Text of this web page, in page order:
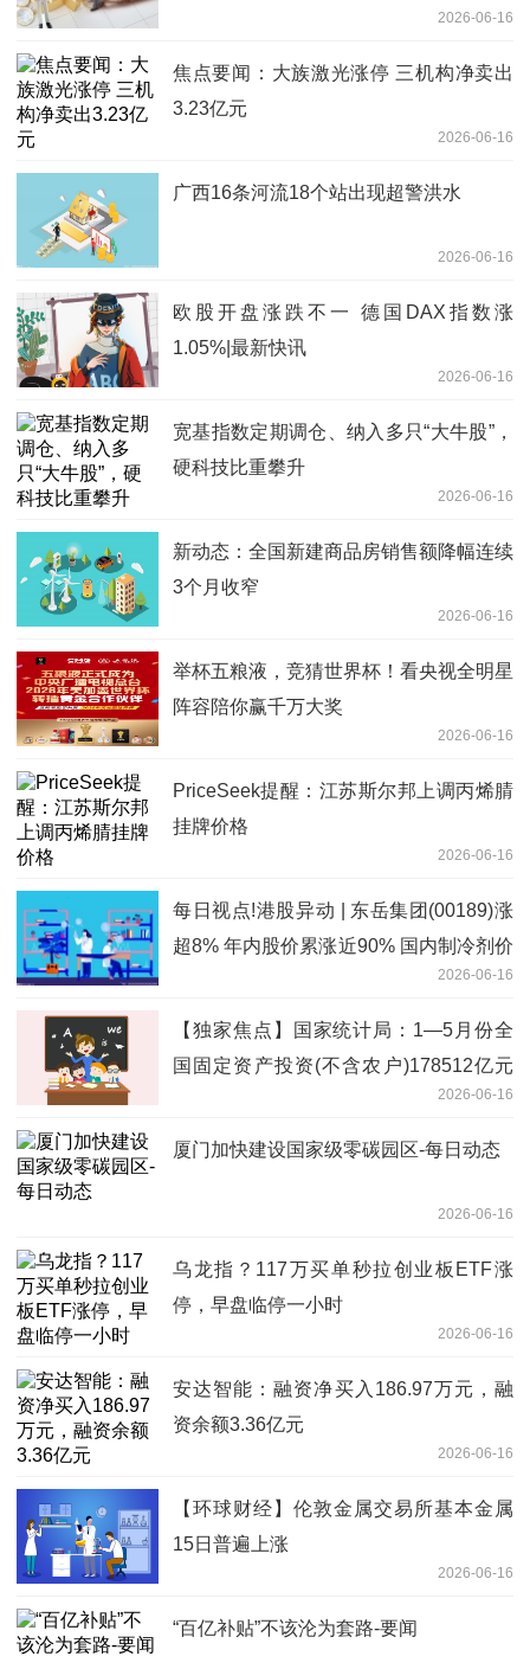
2026-06-16
焦点要闻：大族激光涨停 三机构净卖出
3.23亿元
2026-06-16
广西16条河流18个站出现超警洪水
2026-06-16
欧股开盘涨跌不一 德国DAX指数涨
1.05%|最新快讯
2026-06-16
宽基指数定期调仓、纳入多只“大牛股”，
硬科技比重攀升
2026-06-16
新动态：全国新建商品房销售额降幅连续
3个月收窄
2026-06-16
举杯五粮液，竞猜世界杯！看央视全明星
阵容陪你赢千万大奖
2026-06-16
PriceSeek提醒：江苏斯尔邦上调丙烯腈
挂牌价格
2026-06-16
每日视点!港股异动 | 东岳集团(00189)涨
超8% 年内股价累涨近90% 国内制冷剂价
2026-06-16
【独家焦点】国家统计局：1—5月份全
国固定资产投资(不含农户)178512亿元
2026-06-16
厦门加快建设国家级零碳园区-每日动态
2026-06-16
乌龙指？117万买单秒拉创业板ETF涨
停，早盘临停一小时
2026-06-16
安达智能：融资净买入186.97万元，融
资余额3.36亿元
2026-06-16
【环球财经】伦敦金属交易所基本金属
15日普遍上涨
2026-06-16
“百亿补贴”不该沦为套路-要闻